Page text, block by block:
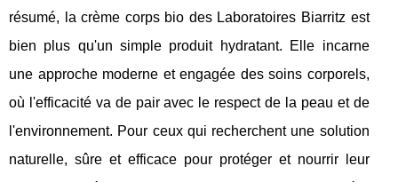
résumé, la crème corps bio des Laboratoires Biarritz est
bien plus qu'un simple produit hydratant. Elle incarne
une approche moderne et engagée des soins corporels,
où l'efficacité va de pair avec le respect de la peau et de
l'environnement. Pour ceux qui recherchent une solution
naturelle, sûre et efficace pour protéger et nourrir leur